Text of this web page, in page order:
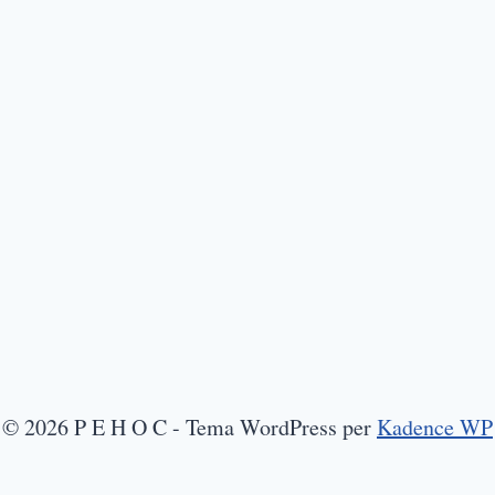
© 2026 P E H O C - Tema WordPress perKadence WP